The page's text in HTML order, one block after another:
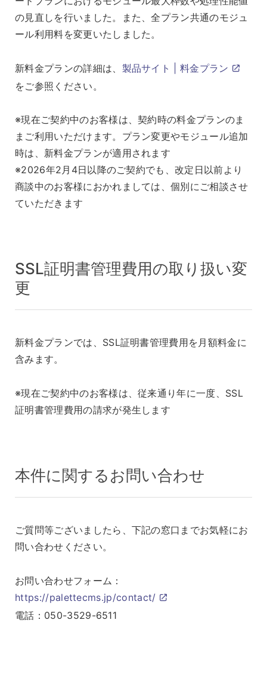
の見直しを行いました。また、全プラン共通のモジュ
ール利用料を変更いたしました。
新料金プランの詳細は、 製品サイト | 料金プラン
をご参照ください。
※現在ご契約中のお客様は、契約時の料金プランのま
まご利用いただけます。プラン変更やモジュール追加
時は、新料金プランが適用されます
※2026年2月4日以降のご契約でも、改定日以前より
商談中のお客様におかれましては、個別にご相談させ
ていただきます
SSL証明書管理費用の取り扱い変
更
新料金プランでは、SSL証明書管理費用を月額料金に
含みます。
※現在ご契約中のお客様は、従来通り年に一度、SSL
証明書管理費用の請求が発生します
本件に関するお問い合わせ
ご質問等ございましたら、下記の窓口までお気軽にお
問い合わせください。
お問い合わせフォーム：
https://palettecms.jp/contact/
電話：050-3529-6511